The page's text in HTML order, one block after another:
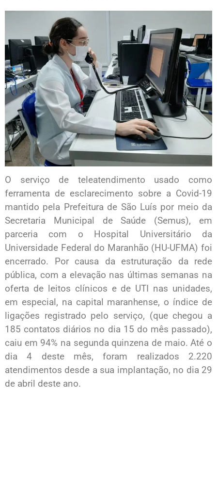
O serviço de teleatendimento usado como
ferramenta de esclarecimento sobre a Covid-19
mantido pela Prefeitura de São Luís por meio da
Secretaria Municipal de Saúde (Semus), em
parceria com o Hospital Universitário da
Universidade Federal do Maranhão (HU-UFMA) foi
encerrado. Por causa da estruturação da rede
pública, com a elevação nas últimas semanas na
oferta de leitos clínicos e de UTI nas unidades,
em especial, na capital maranhense, o índice de
ligações registrado pelo serviço, (que chegou a
185 contatos diários no dia 15 do mês passado),
caiu em 94% na segunda quinzena de maio. Até o
dia 4 deste mês, foram realizados 2.220
atendimentos desde a sua implantação, no dia 29
de abril deste ano.